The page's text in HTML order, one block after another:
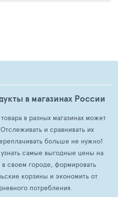
в магазинах России
в разных магазинах может
и сравнивать их
больше не нужно!
самые выгодные цены на
своем городе, формировать
корзины и экономить от
потребления.